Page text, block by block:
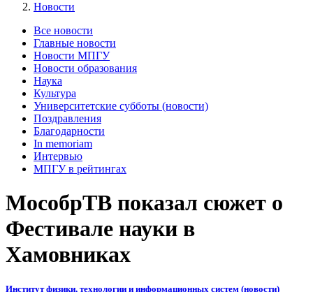
Новости
Все новости
Главные новости
Новости МПГУ
Новости образования
Наука
Культура
Университетские субботы (новости)
Поздравления
Благодарности
In memoriam
Интервью
МПГУ в рейтингах
МособрТВ показал сюжет о
Фестивале науки в
Хамовниках
Институт физики, технологии и информационных систем (новости)